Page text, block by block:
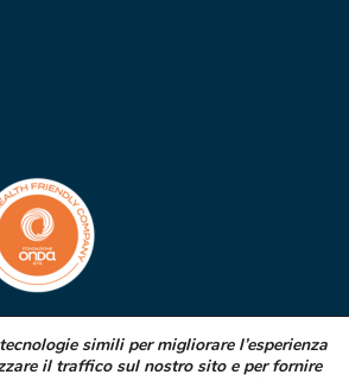
simili per migliorare l’esperienza
il traffico sul nostro sito e per fornire